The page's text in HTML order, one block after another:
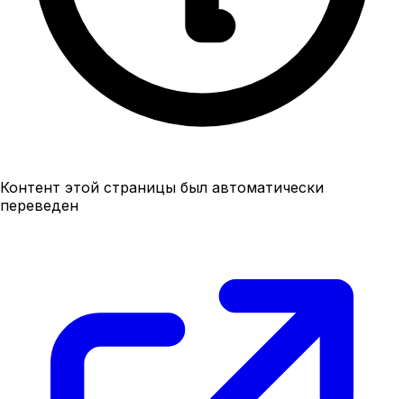
Контент этой страницы был автоматически
переведен